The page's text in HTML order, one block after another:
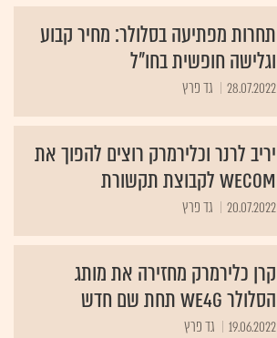
תחרות מפתיעה בסלולר: מחיר קבוע
וגלישה חופשית בחו"ל
28.07.2022 גד פרץ
יריב לרנר וכלירמרק רוצים להפוך את
Wecom לקבוצת תקשורת
20.07.2022 גד פרץ
קרן כלירמרק מחזירה את מותג
הסלולר We4G תחת שם חדש
19.06.2022 גד פרץ